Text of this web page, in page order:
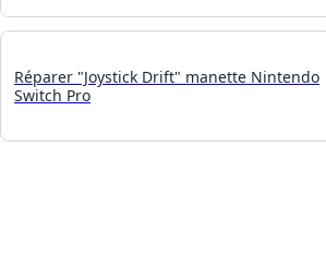
Réparer "Joystick Drift" manette Nintendo
Switch Pro